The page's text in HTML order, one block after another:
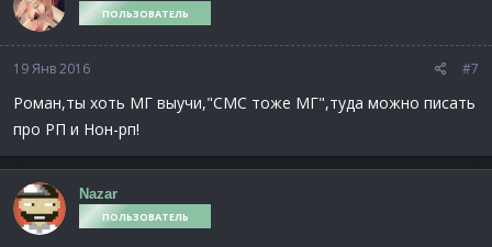
ПОЛЬЗОВАТЕЛЬ
19 Янв 2016 #7
Роман,ты хоть МГ выучи,"СМС тоже МГ",туда можно писать
про РП и Нон-рп!
Nazar
ПОЛЬЗОВАТЕЛЬ